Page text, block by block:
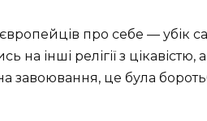
про себе — убік
інші релігії з цікавістю, а
завоювання, це була